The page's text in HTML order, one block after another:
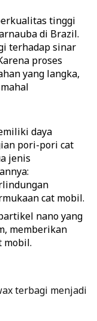
tinggi
di Brazil.
terhadap sinar
proses
yang langka,
daya
pori-pori cat
jenis
cat mobil.
nano yang
memberikan
mobil.
terbagi menjadi